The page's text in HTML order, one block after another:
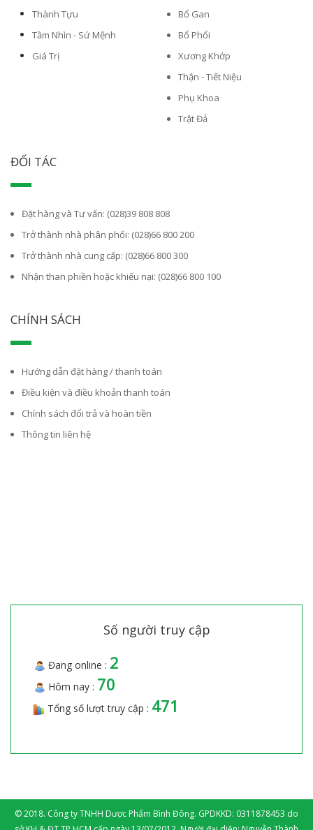
Thành Tựu
Tầm Nhìn - Sứ Mệnh
Giá Trị
Bổ Gan
Bổ Phổi
Xương Khớp
Thận - Tiết Niệu
Phụ Khoa
Trật Đả
ĐỐI TÁC
Đặt hàng và Tư vấn: (028)39 808 808
Trở thành nhà phân phối: (028)66 800 200
Trở thành nhà cung cấp: (028)66 800 300
Nhận than phiền hoặc khiếu nại: (028)66 800 100
CHÍNH SÁCH
Hướng dẫn đặt hàng / thanh toán
Điều kiện và điều khoản thanh toán
Chính sách đổi trả và hoàn tiền
Thông tin liên hệ
Số người truy cập
Đang online : 2
Hôm nay : 70
Tổng số lượt truy cập : 471
© 2018. Công ty TNHH Dược Phẩm Bình Đông. GPDKKD: 0311878453 do